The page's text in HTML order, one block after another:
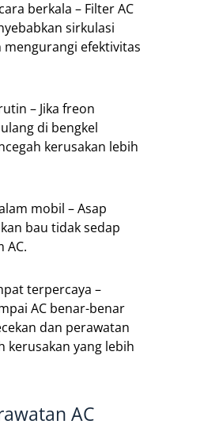
berkala – Filter AC
sirkulasi
efektivitas
– Jika freon
di bengkel
kerusakan lebih
mobil – Asap
bau tidak sedap
AC.
terpercaya –
AC benar-benar
dan perawatan
kerusakan yang lebih
AC